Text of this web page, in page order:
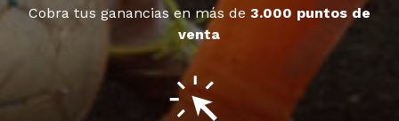
Cobra tus ganancias en más de 3.000 puntos de
venta